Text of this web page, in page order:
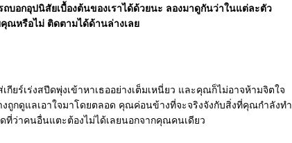
บอกอุปนิสัยเบื้องต้นของเราได้ด้วยนะ ลองมาดูกันว่าในแต่ละตัว
หรือไม่ ติดตามได้ด้านล่างเลย
ยร์เร่งสปีดพุ่งเข้าหาเธออย่างเต็มเหนี่ยว และคุณก็ไม่อาจห้ามจิตใจ
ถูกดูแลเอาใจมาโดยตลอด คุณค่อนข้างที่จะจริงจังกับสิ่งที่คุณกำลังทำ
ว่าคนอื่นแตะต้องไม่ได้เลยนอกจากคุณคนเดียว